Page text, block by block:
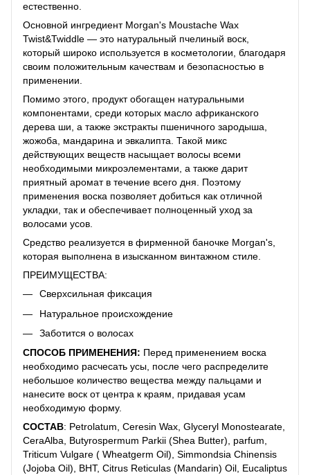
естественно.
Основной ингредиент Morgan's Moustache Wax
Twist&Twiddle — это натуральный пчелиный воск,
который широко используется в косметологии, благодаря
своим положительным качествам и безопасностью в
применении.
Помимо этого, продукт обогащен натуральными
компонентами, среди которых масло африканского
дерева ши, а также экстракты пшеничного зародыша,
жожоба, мандарина и эвкалипта. Такой микс
действующих веществ насыщает волосы всеми
необходимыми микроэлементами, а также дарит
приятный аромат в течение всего дня. Поэтому
применения воска позволяет добиться как отличной
укладки, так и обеспечивает полноценный уход за
волосами усов.
Средство реализуется в фирменной баночке Morgan's,
которая выполнена в изысканном винтажном стиле.
ПРЕИМУЩЕСТВА:
Сверхсильная фиксация
Натуральное происхождение
Заботится о волосах
СПОСОБ ПРИМЕНЕНИЯ: Перед применением воска
необходимо расчесать усы, после чего распределите
небольшое количество вещества между пальцами и
нанесите воск от центра к краям, придавая усам
необходимую форму.
СОСТАВ: Petrolatum, Ceresin Wax, Glyceryl Monostearate,
CeraAlba, Butyrospermum Parkii (Shea Butter), parfum,
Triticum Vulgare ( Wheatgerm Oil), Simmondsia Chinensis
(Jojoba Oil), BHT, Citrus Reticulas (Mandarin) Oil, Eucaliptus